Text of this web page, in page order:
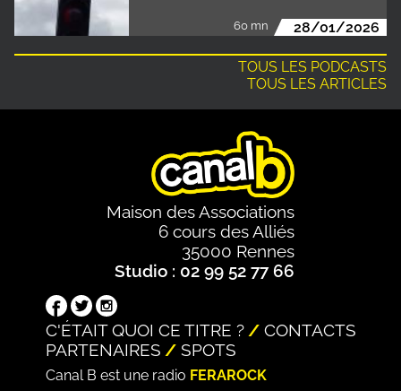
60 mn 28/01/2026
TOUS LES PODCASTS
TOUS LES ARTICLES
Maison des Associations
6 cours des Alliés
35000 Rennes
Studio : 02 99 52 77 66
C'ÉTAIT QUOI CE TITRE ?
CONTACTS
PARTENAIRES
SPOTS
Canal B est une radio FERAROCK